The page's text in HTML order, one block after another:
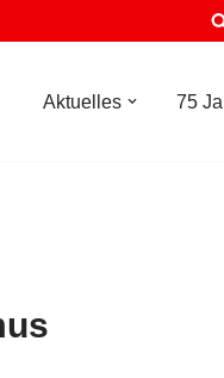
Aktuelles 75